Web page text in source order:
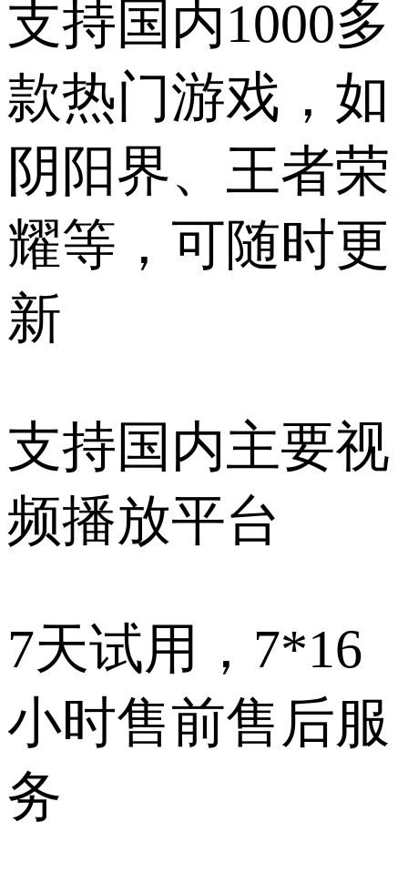
支持国内1000多
款热门游戏，如
阴阳界、王者荣
耀等，可随时更
新
支持国内主要视
频播放平台
7天试用，7*16
小时售前售后服
务